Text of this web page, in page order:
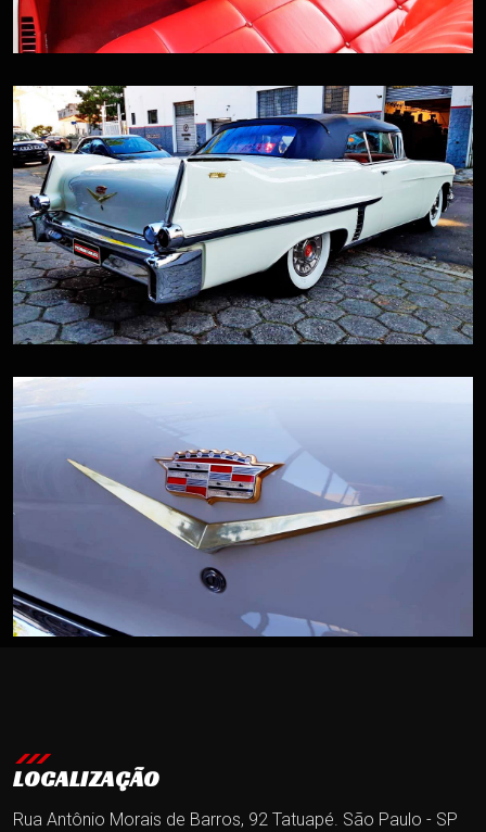
LOCALIZAÇÃO
Rua Antônio Morais de Barros, 92 Tatuapé. São Paulo - SP